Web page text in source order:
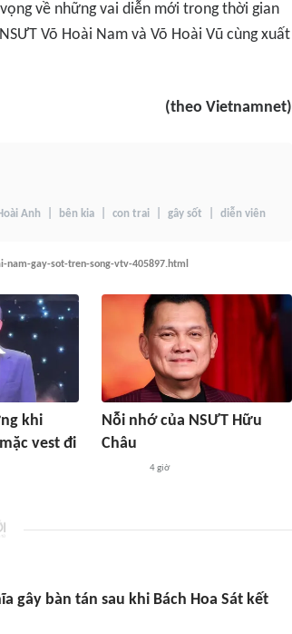
về những vai diễn mới trong thời gian
Võ Hoài Nam và Võ Hoài Vũ cùng xuất
(theo Vietnamnet)
Anh bên kia con trai gây sốt diễn viên
gay-sot-tren-song-vtv-405897.html
khi
vest đi
Nỗi nhớ của NSƯT Hữu
Châu
4 giờ
gây bàn tán sau khi Bách Hoa Sát kết